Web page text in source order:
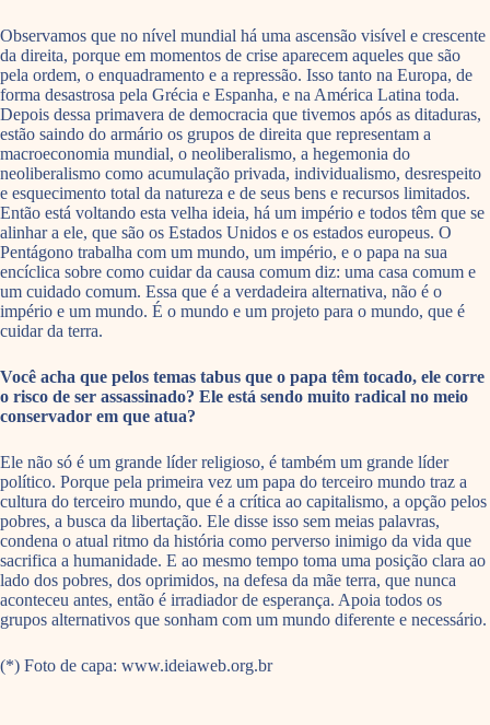
Observamos que no nível mundial há uma ascensão visível e crescente
da direita, porque em momentos de crise aparecem aqueles que são
pela ordem, o enquadramento e a repressão. Isso tanto na Europa, de
forma desastrosa pela Grécia e Espanha, e na América Latina toda.
Depois dessa primavera de democracia que tivemos após as ditaduras,
estão saindo do armário os grupos de direita que representam a
macroeconomia mundial, o neoliberalismo, a hegemonia do
neoliberalismo como acumulação privada, individualismo, desrespeito
e esquecimento total da natureza e de seus bens e recursos limitados.
Então está voltando esta velha ideia, há um império e todos têm que se
alinhar a ele, que são os Estados Unidos e os estados europeus. O
Pentágono trabalha com um mundo, um império, e o papa na sua
encíclica sobre como cuidar da causa comum diz: uma casa comum e
um cuidado comum. Essa que é a verdadeira alternativa, não é o
império e um mundo. É o mundo e um projeto para o mundo, que é
cuidar da terra.
Você acha que pelos temas tabus que o papa têm tocado, ele corre
o risco de ser assassinado? Ele está sendo muito radical no meio
conservador em que atua?
Ele não só é um grande líder religioso, é também um grande líder
político. Porque pela primeira vez um papa do terceiro mundo traz a
cultura do terceiro mundo, que é a crítica ao capitalismo, a opção pelos
pobres, a busca da libertação. Ele disse isso sem meias palavras,
condena o atual ritmo da história como perverso inimigo da vida que
sacrifica a humanidade. E ao mesmo tempo toma uma posição clara ao
lado dos pobres, dos oprimidos, na defesa da mãe terra, que nunca
aconteceu antes, então é irradiador de esperança. Apoia todos os
grupos alternativos que sonham com um mundo diferente e necessário.
(*) Foto de capa: www.ideiaweb.org.br